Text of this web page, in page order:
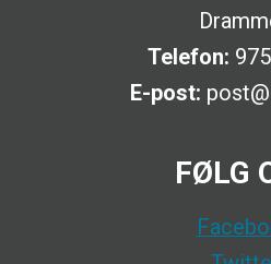
Telefon:
E-post:
FØLG